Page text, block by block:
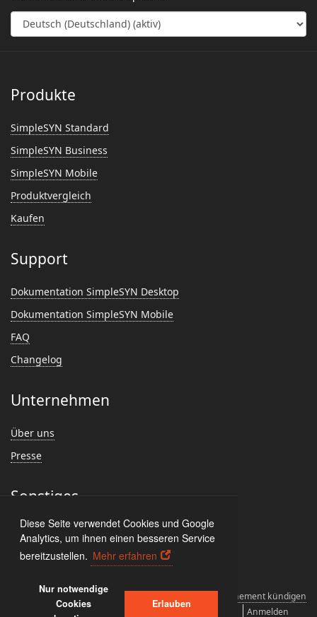
Diese Seite verwendet Cookies und Google
Analytics, um ihnen einen besseren Service
bereitzustellen. Mehr erfahren
Nur notwendige
Cookies
Erlauben
Produkte
SimpleSYN Standard
SimpleSYN Business
SimpleSYN Mobile
Produktvergleich
Kaufen
Support
Dokumentation SimpleSYN Desktop
Dokumentation SimpleSYN Mobile
FAQ
Changelog
Unternehmen
Über uns
Presse
Sonstiges
Feedback
Kundenmeinungen
Lizenzvereinbarungen
Abonnement kündigen
Anmelden